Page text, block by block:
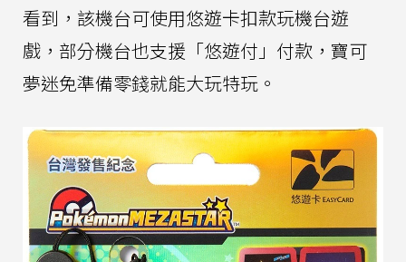
看到，該機台可使用悠遊卡扣款玩機台遊
戲，部分機台也支援「悠遊付」付款，寶可
夢迷免準備零錢就能大玩特玩。